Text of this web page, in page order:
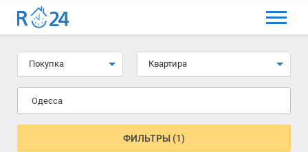
МЕНЮ
Выбрать язык
Избранные объявления
Комментарии к объявления
Покупка Квартира
Одесса
ФИЛЬТРЫ (1)